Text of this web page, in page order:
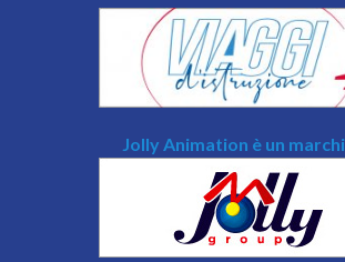
Jolly Animation è un